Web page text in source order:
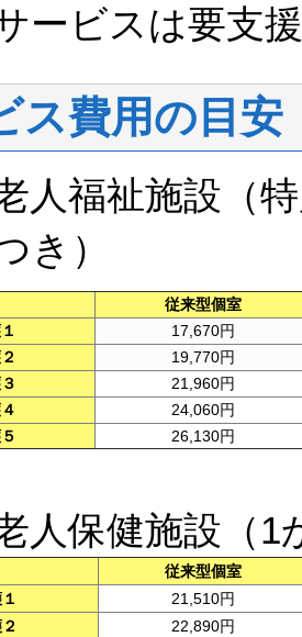
ービスは要支
ス費用の目安
人福祉施設（
き）
従来型個室
17,670円
19,770円
21,960円
24,060円
26,130円
人保健施設（1
従来型個室
21,510円
22,890円